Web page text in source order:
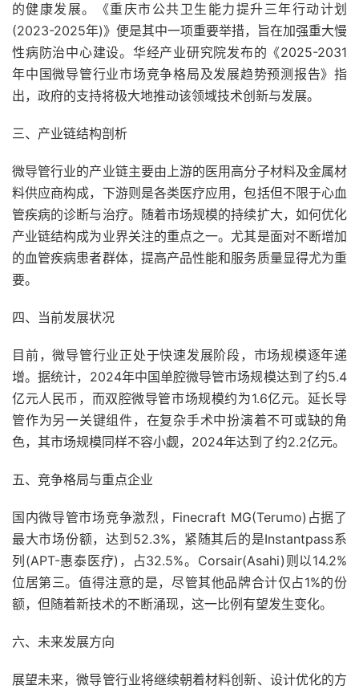
的健康发展。《重庆市公共卫生能力提升三年行动计划
(2023-2025年)》便是其中一项重要举措，旨在加强重大慢
性病防治中心建设。华经产业研究院发布的《2025-2031
年中国微导管行业市场竞争格局及发展趋势预测报告》指
出，政府的支持将极大地推动该领域技术创新与发展。
三、产业链结构剖析
微导管行业的产业链主要由上游的医用高分子材料及金属材
料供应商构成，下游则是各类医疗应用，包括但不限于心血
管疾病的诊断与治疗。随着市场规模的持续扩大，如何优化
产业链结构成为业界关注的重点之一。尤其是面对不断增加
的血管疾病患者群体，提高产品性能和服务质量显得尤为重
要。
四、当前发展状况
目前，微导管行业正处于快速发展阶段，市场规模逐年递
增。据统计，2024年中国单腔微导管市场规模达到了约5.4
亿元人民币，而双腔微导管市场规模约为1.6亿元。延长导
管作为另一关键组件，在复杂手术中扮演着不可或缺的角
色，其市场规模同样不容小觑，2024年达到了约2.2亿元。
五、竞争格局与重点企业
国内微导管市场竞争激烈，Finecraft MG(Terumo)占据了
最大市场份额，达到52.3%，紧随其后的是Instantpass系
列(APT-惠泰医疗)，占32.5%。Corsair(Asahi)则以14.2%
位居第三。值得注意的是，尽管其他品牌合计仅占1%的份
额，但随着新技术的不断涌现，这一比例有望发生变化。
六、未来发展方向
展望未来，微导管行业将继续朝着材料创新、设计优化的方